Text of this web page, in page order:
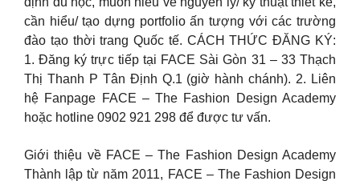
cần hiểu/ tạo dựng portfolio ấn tượng với các trường
đào tạo thời trang Quốc tế. CÁCH THỨC ĐĂNG KÝ:
1. Đăng ký trực tiếp tại FACE Sài Gòn 31 – 33 Thạch
Thị Thanh P Tân Định Q.1 (giờ hành chánh). 2. Liên
hệ Fanpage FACE – The Fashion Design Academy
hoặc hotline 0902 921 298 để được tư vấn.
Giới thiệu về FACE – The Fashion Design Academy
Thành lập từ năm 2011, FACE – The Fashion Design